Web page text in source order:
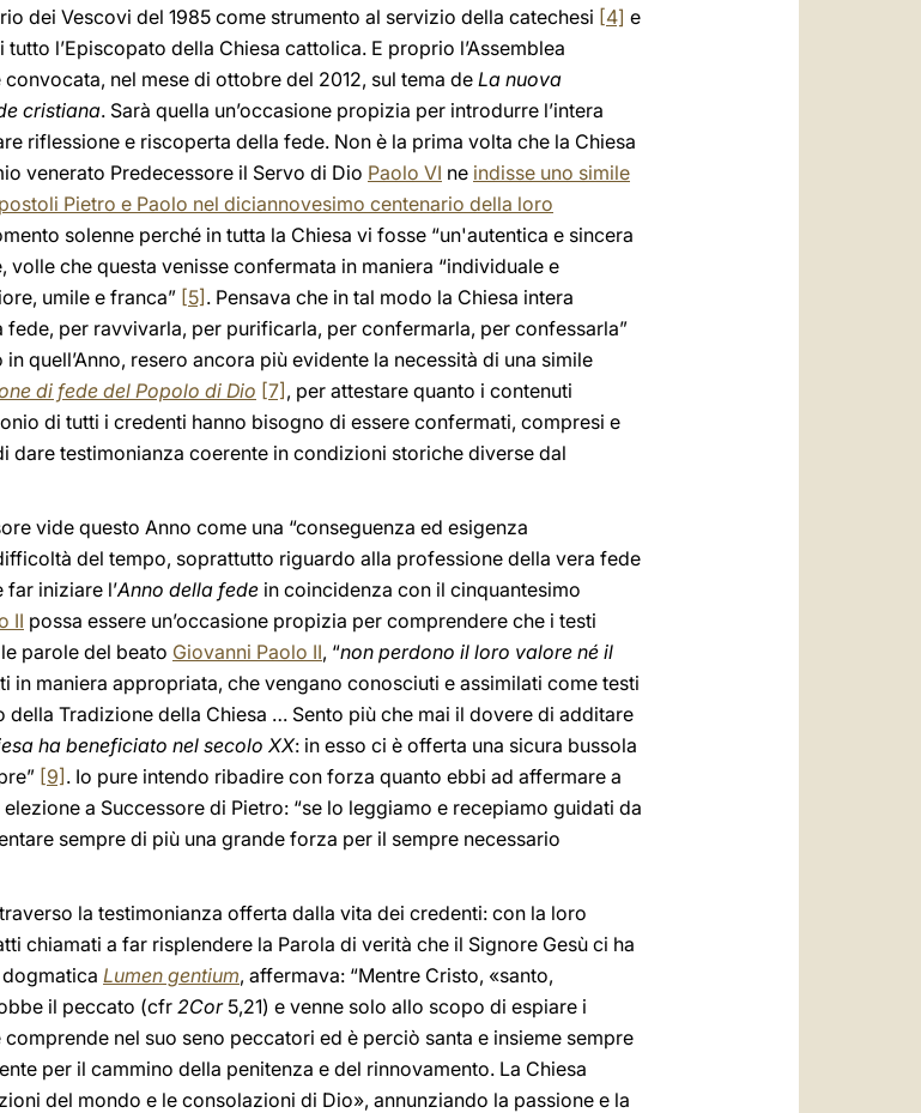
dei Vescovi del 1985 come strumento al servizio della catechesi [4] e
l’Episcopato della Chiesa cattolica. E proprio l’Assemblea
nel mese di ottobre del 2012, sul tema de La nuova
cristiana. Sarà quella un’occasione propizia per introdurre l’intera
riflessione e riscoperta della fede. Non è la prima volta che la Chiesa
venerato Predecessore il Servo di Dio Paolo VI ne indisse uno simile
Pietro e Paolo nel diciannovesimo centenario della loro
solenne perché in tutta la Chiesa vi fosse “un'autentica e sincera
che questa venisse confermata in maniera “individuale e
umile e franca” [5] . Pensava che in tal modo la Chiesa intera
fede, per ravvivarla, per purificarla, per confermarla, per confessarla”
quell’Anno, resero ancora più evidente la necessità di una simile
di fede del Popolo di Dio [7] , per attestare quanto i contenuti
di tutti i credenti hanno bisogno di essere confermati, compresi e
dare testimonianza coerente in condizioni storiche diverse dal
vide questo Anno come una “conseguenza ed esigenza
del tempo, soprattutto riguardo alla professione della vera fede
iniziare l’Anno della fede in coincidenza con il cinquantesimo
II possa essere un’occasione propizia per comprendere che i testi
parole del beato Giovanni Paolo II, “non perdono il loro valore né il
in maniera appropriata, che vengano conosciuti e assimilati come testi
Tradizione della Chiesa … Sento più che mai il dovere di additare
ha beneficiato nel secolo XX: in esso ci è offerta una sicura bussola
[9] . Io pure intendo ribadire con forza quanto ebbi ad affermare a
a Successore di Pietro: “se lo leggiamo e recepiamo guidati da
sempre di più una grande forza per il sempre necessario
la testimonianza offerta dalla vita dei credenti: con la loro
chiamati a far risplendere la Parola di verità che il Signore Gesù ci ha
Lumen gentium, affermava: “Mentre Cristo, «santo,
il peccato (cfr2Cor5,21) e venne solo allo scopo di espiare i
comprende nel suo seno peccatori ed è perciò santa e insieme sempre
per il cammino della penitenza e del rinnovamento. La Chiesa
del mondo e le consolazioni di Dio», annunziando la passione e la